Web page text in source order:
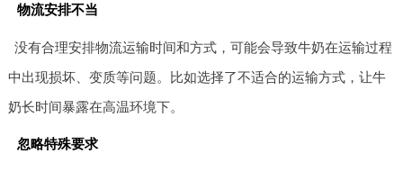
物流安排不当
没有合理安排物流运输时间和方式，可能会导致牛奶在运输过程
中出现损坏、变质等问题。比如选择了不适合的运输方式，让牛
奶长时间暴露在高温环境下。
忽略特殊要求